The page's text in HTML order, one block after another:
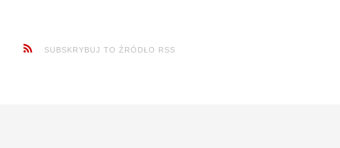
SUBSKRYBUJ TO ŹRÓDŁO RSS